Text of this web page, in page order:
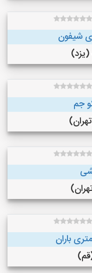
شیفون
جم
باران